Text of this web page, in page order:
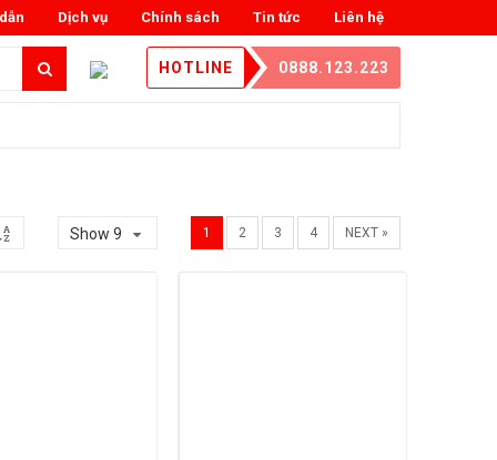
Liên hệ
Tin tức
Chính sách
Dịch vụ
HOTLINE 0888.123.223
1 2 3 4 NEXT »
Show 9